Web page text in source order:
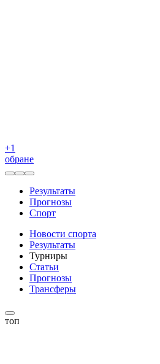
+1
обране
Результаты
Прогнозы
Спорт
Новости спорта
Результаты
Турниры
Статьи
Прогнозы
Трансферы
топ